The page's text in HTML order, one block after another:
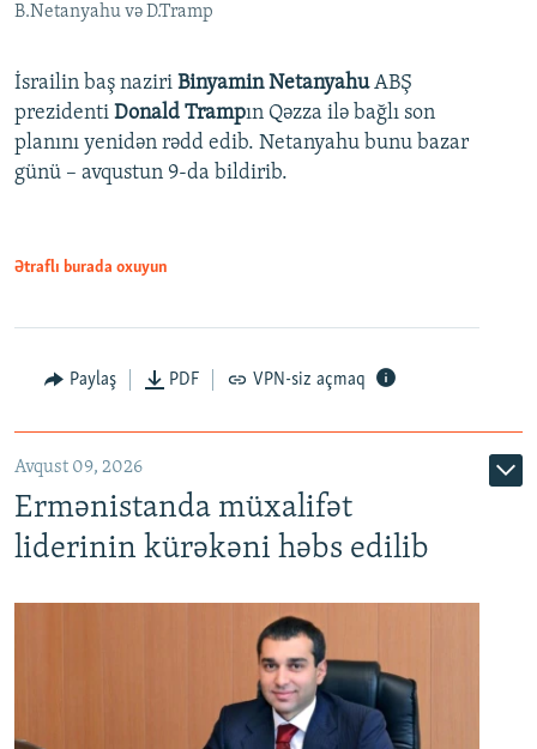
B.Netanyahu və D.Tramp
İsrailin baş naziri Binyamin NetanyahuABŞ
prezidenti Donald Trampın Qəzza ilə bağlı son
planını yenidən rədd edib. Netanyahu bunu bazar
günü – avqustun 9-da bildirib.
Ətraflı burada oxuyun
Paylaş PDF VPN-siz açmaq
Avqust 09, 2026
Ermənistanda müxalifət
liderinin kürəkəni həbs edilib